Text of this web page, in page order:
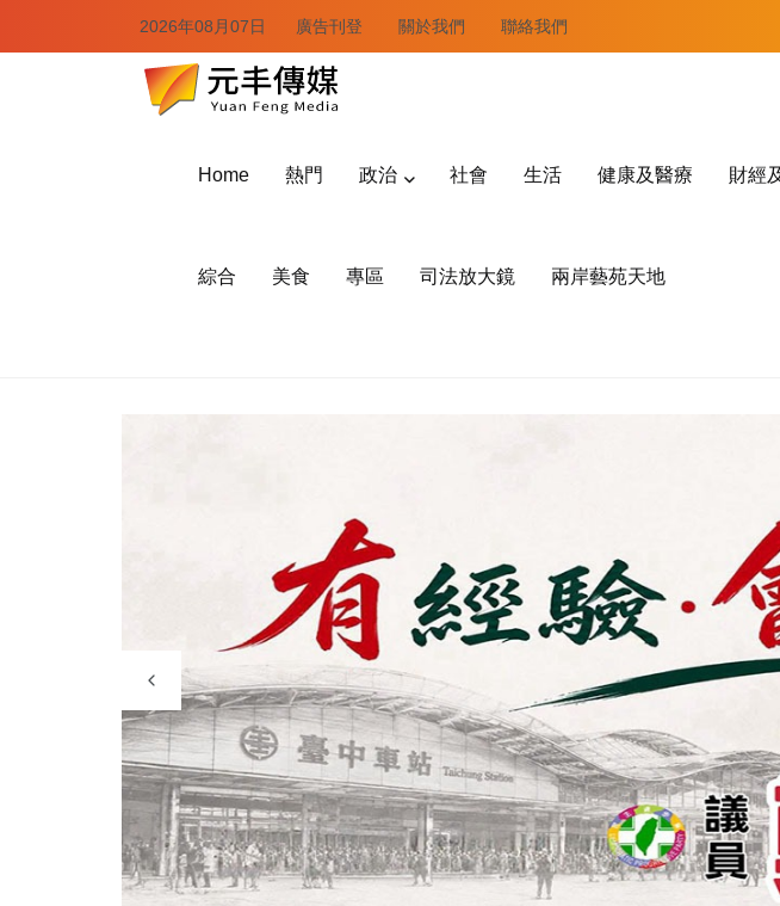
2026年08月07日 廣告刊登 關於我們 聯絡我們
Home 熱門 政治 社會 生活 健康及醫療 財經
綜合 美食 專區 司法放大鏡 兩岸藝苑天地